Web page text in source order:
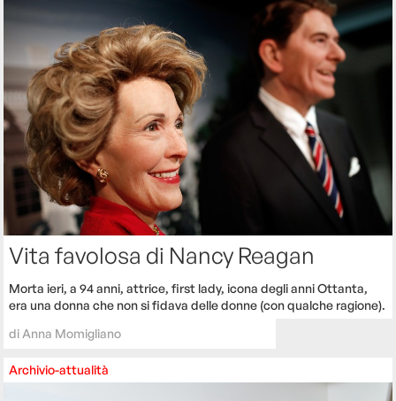
Vita favolosa di Nancy Reagan
Morta ieri, a 94 anni, attrice, first lady, icona degli anni Ottanta,
era una donna che non si fidava delle donne (con qualche ragione).
di Anna Momigliano
Archivio-attualità